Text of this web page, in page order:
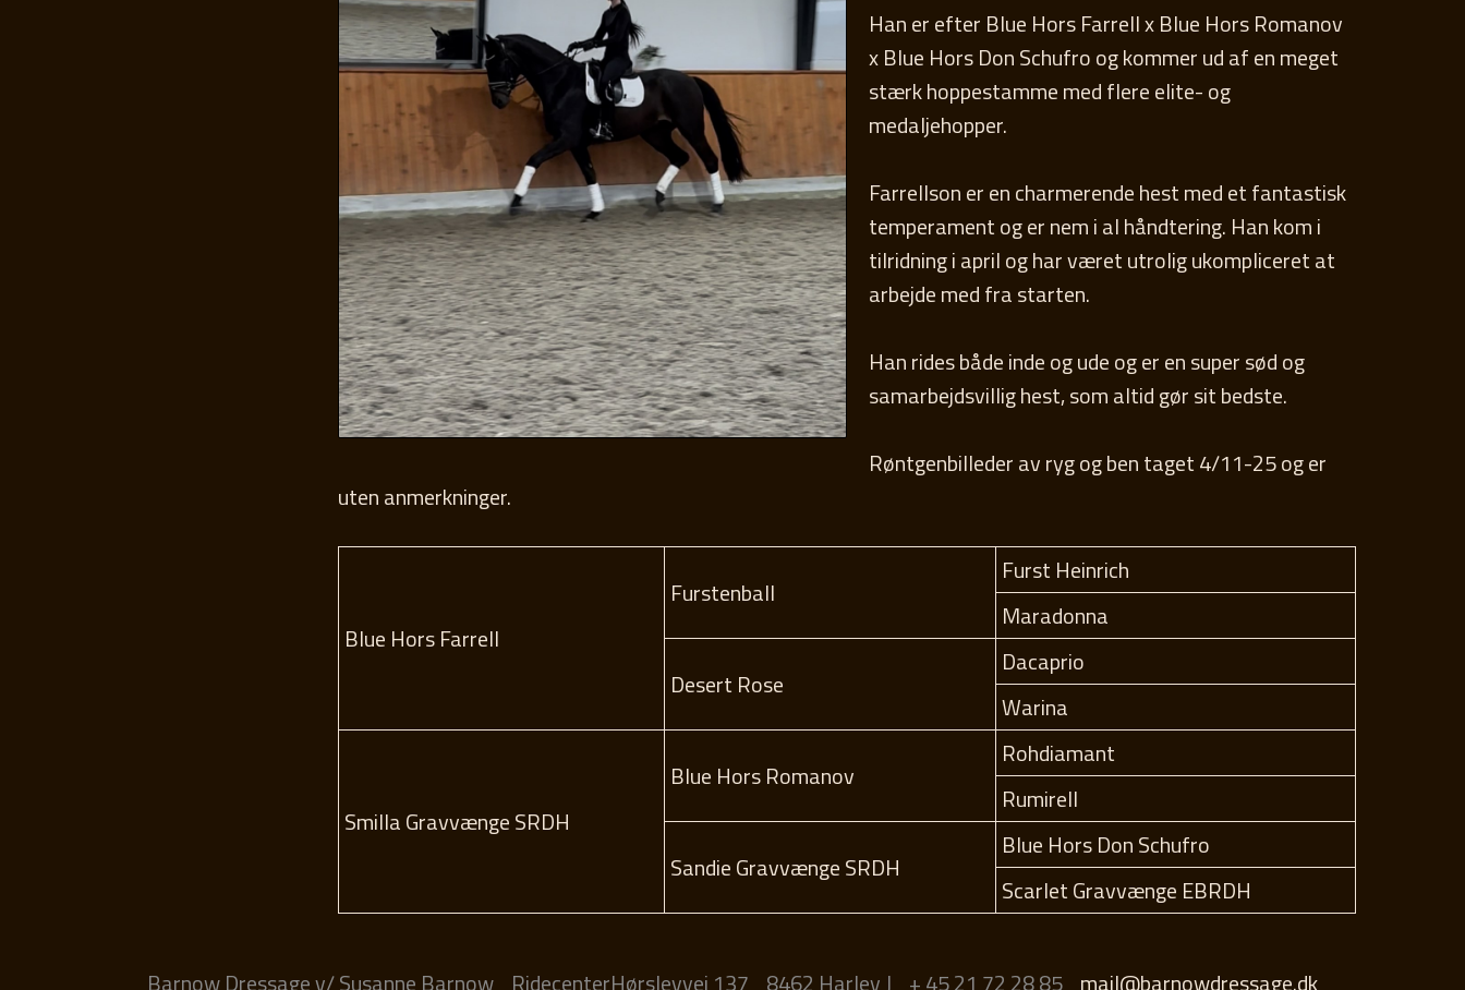
Han er efter Blue Hors Farrell x Blue Hors Romanov
x Blue Hors Don Schufro og kommer ud af en meget
stærk hoppestamme med flere elite- og
medaljehopper.
Farrellson er en charmerende hest med et fantastisk
temperament og er nem i al håndtering. Han kom i
tilridning i april og har været utrolig ukompliceret at
arbejde med fra starten.
Han rides både inde og ude og er en super sød og
samarbejdsvillig hest, som altid gør sit bedste.
Røntgenbilleder av ryg og ben taget 4/11-25 og er
uten anmerkninger.
Blue Hors Farrell
Furstenball
Furst Heinrich
Maradonna
Desert Rose
Dacaprio
Warina
Smilla Gravvænge SRDH
Blue Hors Romanov
Rohdiamant
Rumirell
Sandie Gravvænge SRDH
Blue Hors Don Schufro
Scarlet Gravvænge EBRDH
Barnow Dressage v/ Susanne Barnow RidecenterHørslevvej 137 8462 Harlev J + 45 21 72 28 85 mail@barnowdressage.dk